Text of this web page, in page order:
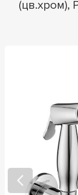
(цв.хром),